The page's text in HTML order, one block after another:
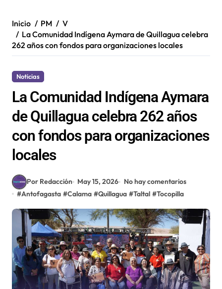
Inicio PM
V
La Comunidad Indígena Aymara de Quillagua celebra
262 años con fondos para organizaciones locales
Noticias
La Comunidad Indígena Aymara
de Quillagua celebra 262 años
con fondos para organizaciones
locales
Por Redacción May 15, 2026
No hay comentarios
#Antofagasta #Calama #Quillagua #Taltal #Tocopilla